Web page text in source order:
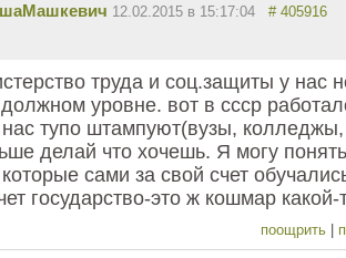
12.02.2015 в 15:17:04 # 405916
труда и соц.защиты у нас
уровне. вот в ссср
нас тупо штампуют(вузы, колледжы,
делай что хочешь. Я могу
сами за свой счет
государство-это ж кошмар какой-
поощрить